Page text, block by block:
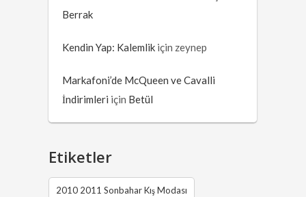
Berrak
Kendin Yap: Kalemlik için zeynep
Markafoni’de McQueen ve Cavalli
İndirimleri için Betül
Etiketler
2010 2011 Sonbahar Kış Modası